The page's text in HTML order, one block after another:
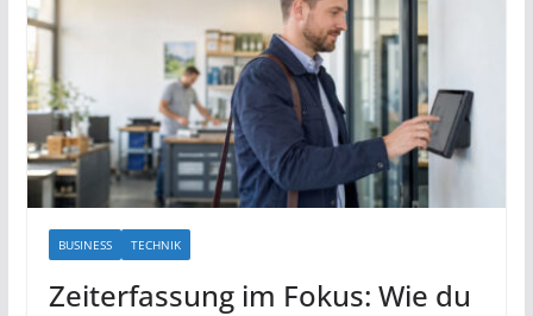
BUSINESS TECHNIK
Zeiterfassung im Fokus: Wie du